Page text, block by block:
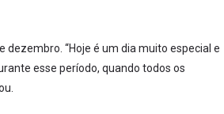
dezembro. “Hoje é um dia muito especial e
esse período, quando todos os